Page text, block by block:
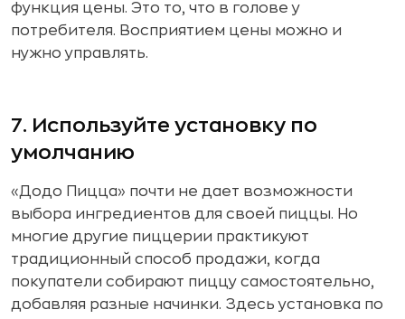
функция цены. Это то, что в голове у
потребителя. Восприятием цены можно и
нужно управлять.
7. Используйте установку по
умолчанию
«Додо Пицца» почти не дает возможности
выбора ингредиентов для своей пиццы. Но
многие другие пиццерии практикуют
традиционный способ продажи, когда
покупатели собирают пиццу самостоятельно,
добавляя разные начинки. Здесь установка по